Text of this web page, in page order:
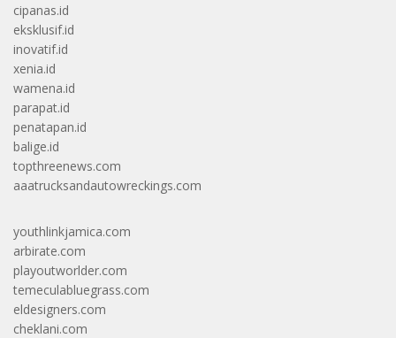
cipanas.id
eksklusif.id
inovatif.id
xenia.id
wamena.id
parapat.id
penatapan.id
balige.id
topthreenews.com
aaatrucksandautowreckings.com
youthlinkjamica.com
arbirate.com
playoutworlder.com
temeculabluegrass.com
eldesigners.com
cheklani.com